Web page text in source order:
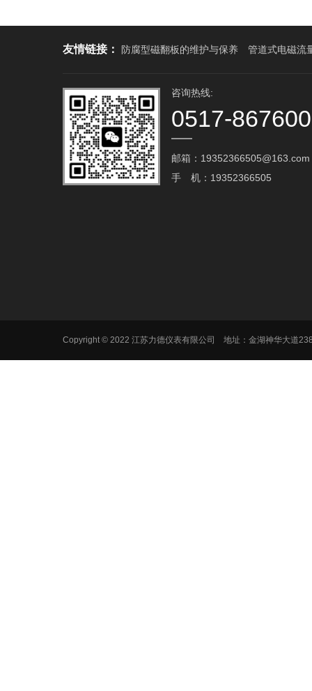
友情链接： 防腐型磁翻板的维护与保养 管道式电磁流
咨询热线:
0517-
邮箱：19352366505@163.com‬
手 机：19352366505
Copyright © 2022 江苏力德仪表有限公司 地址：金湖神华大道